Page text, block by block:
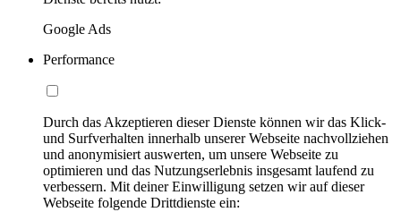
Google Ads
Performance
Durch das Akzeptieren dieser Dienste können wir das Klick-
und Surfverhalten innerhalb unserer Webseite nachvollziehen
und anonymisiert auswerten, um unsere Webseite zu
optimieren und das Nutzungserlebnis insgesamt laufend zu
verbessern. Mit deiner Einwilligung setzen wir auf dieser
Webseite folgende Drittdienste ein: